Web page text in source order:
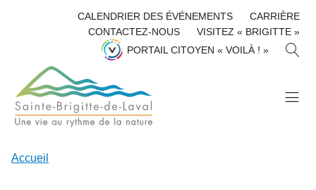
CALENDRIER DES ÉVÉNEMENTS
CARRIÈRE
CONTACTEZ-NOUS
VISITEZ « BRIGITTE »
PORTAIL CITOYEN « VOILÀ ! »
H
Accueil